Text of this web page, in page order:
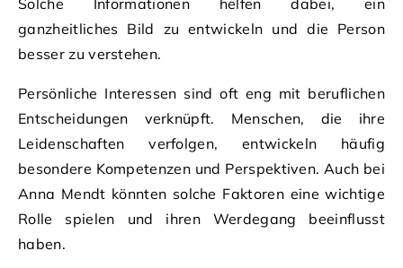
ganzheitliches Bild zu entwickeln und die Person
besser zu verstehen.
Persönliche Interessen sind oft eng mit beruflichen
Entscheidungen verknüpft. Menschen, die ihre
Leidenschaften verfolgen, entwickeln häufig
besondere Kompetenzen und Perspektiven. Auch bei
Anna Mendt könnten solche Faktoren eine wichtige
Rolle spielen und ihren Werdegang beeinflusst
haben.